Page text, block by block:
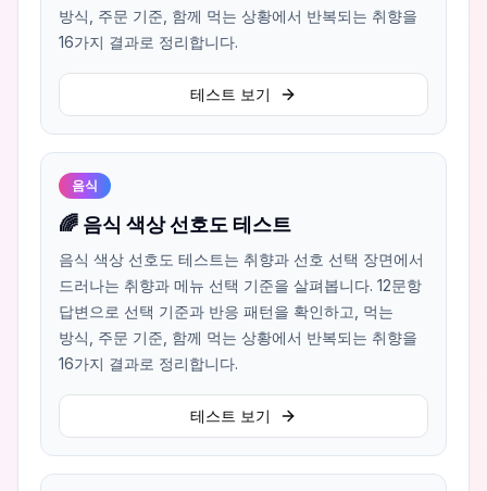
방식, 주문 기준, 함께 먹는 상황에서 반복되는 취향을
16가지 결과로 정리합니다.
테스트 보기
음식
🌈 음식 색상 선호도 테스트
음식 색상 선호도 테스트는 취향과 선호 선택 장면에서
드러나는 취향과 메뉴 선택 기준을 살펴봅니다. 12문항
답변으로 선택 기준과 반응 패턴을 확인하고, 먹는
방식, 주문 기준, 함께 먹는 상황에서 반복되는 취향을
16가지 결과로 정리합니다.
테스트 보기